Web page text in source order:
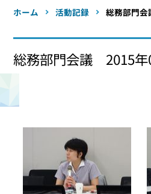
ホーム 活動記録 総務部門
総務部門会議 2015年